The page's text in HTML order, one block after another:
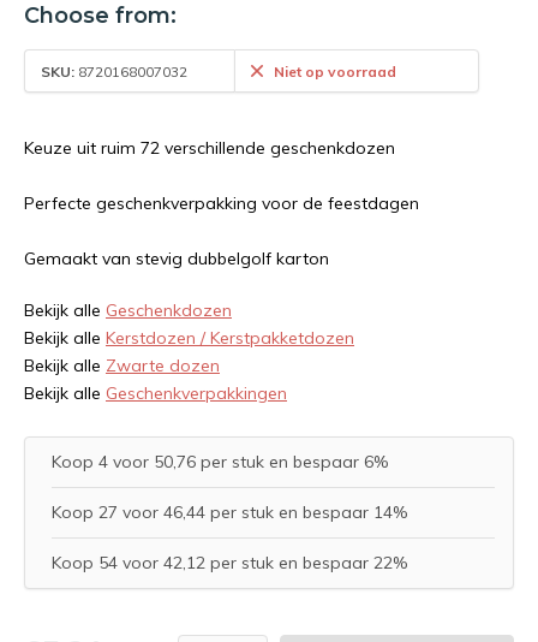
Choose from:
SKU: 8720168007032 Niet op voorraad
Keuze uit ruim 72 verschillende geschenkdozen
Perfecte geschenkverpakking voor de feestdagen
Gemaakt van stevig dubbelgolf karton
Bekijk alle Geschenkdozen
Bekijk alle Kerstdozen / Kerstpakketdozen
Bekijk alle Zwarte dozen
Bekijk alle Geschenkverpakkingen
Koop 4 voor 50,76 per stuk en bespaar 6%
Koop 27 voor 46,44 per stuk en bespaar 14%
Koop 54 voor 42,12 per stuk en bespaar 22%